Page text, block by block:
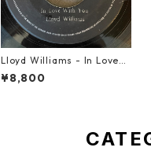
Lloyd Williams - In Love
With You【7-21917】
¥8,800